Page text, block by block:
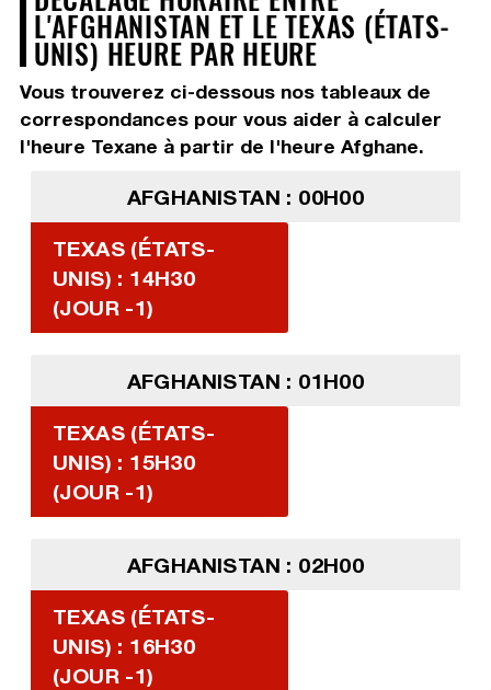
L'AFGHANISTAN ET LE TEXAS (ÉTATS-
UNIS) HEURE PAR HEURE
Vous trouverez ci-dessous nos tableaux de
correspondances pour vous aider à calculer
l'heure Texane à partir de l'heure Afghane.
AFGHANISTAN : 00H00
TEXAS (ÉTATS-
UNIS) : 14H30
(JOUR -1)
AFGHANISTAN : 01H00
TEXAS (ÉTATS-
UNIS) : 15H30
(JOUR -1)
AFGHANISTAN : 02H00
TEXAS (ÉTATS-
UNIS) : 16H30
(JOUR -1)